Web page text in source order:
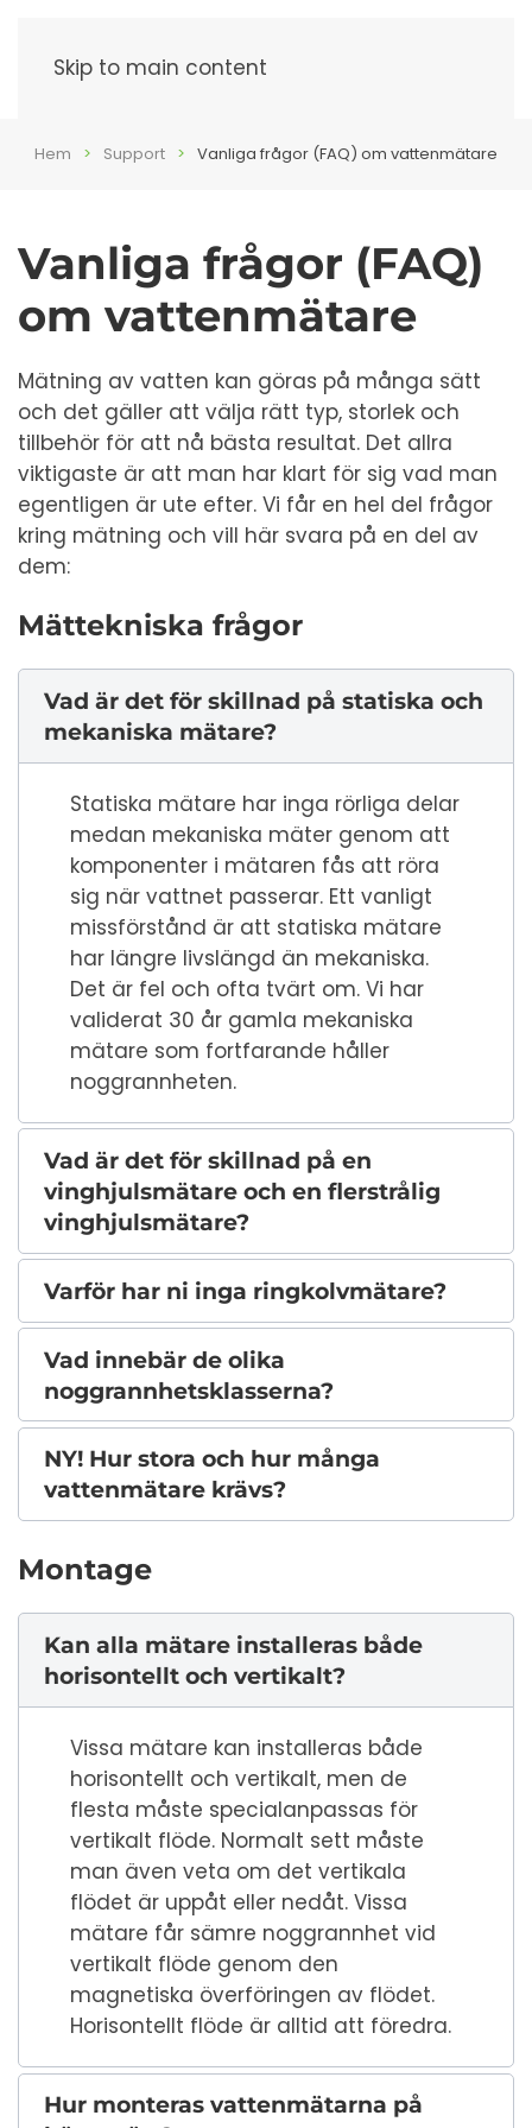
Skip to main content
Hem Support Vanliga frågor (FAQ) om vattenmätare
Vanliga frågor (FAQ)
om vattenmätare
Mätning av vatten kan göras på många sätt
och det gäller att välja rätt typ, storlek och
tillbehör för att nå bästa resultat. Det allra
viktigaste är att man har klart för sig vad man
egentligen är ute efter. Vi får en hel del frågor
kring mätning och vill här svara på en del av
dem:
Mättekniska frågor
Vad är det för skillnad på statiska och
mekaniska mätare?
Statiska mätare har inga rörliga delar
medan mekaniska mäter genom att
komponenter i mätaren fås att röra
sig när vattnet passerar. Ett vanligt
missförstånd är att statiska mätare
har längre livslängd än mekaniska.
Det är fel och ofta tvärt om. Vi har
validerat 30 år gamla mekaniska
mätare som fortfarande håller
noggrannheten.
Vad är det för skillnad på en
vinghjulsmätare och en flerstrålig
vinghjulsmätare?
Varför har ni inga ringkolvmätare?
Vad innebär de olika
noggrannhetsklasserna?
NY! Hur stora och hur många
vattenmätare krävs?
Montage
Kan alla mätare installeras både
horisontellt och vertikalt?
Vissa mätare kan installeras både
horisontellt och vertikalt, men de
flesta måste specialanpassas för
vertikalt flöde. Normalt sett måste
man även veta om det vertikala
flödet är uppåt eller nedåt. Vissa
mätare får sämre noggrannhet vid
vertikalt flöde genom den
magnetiska överföringen av flödet.
Horisontellt flöde är alltid att föredra.
Hur monteras vattenmätarna på